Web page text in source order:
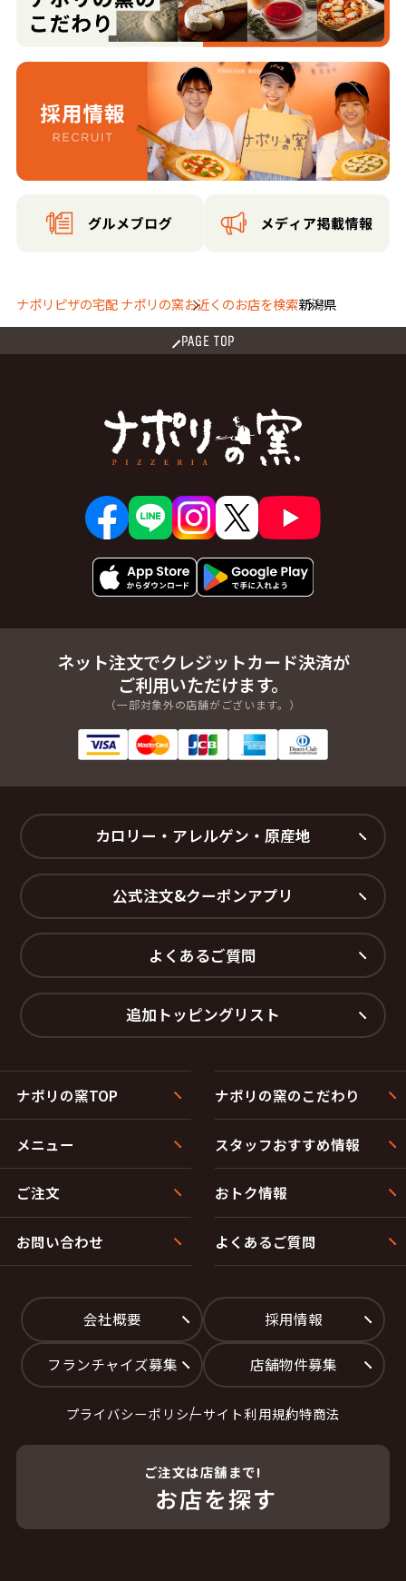
ナポリピザの宅配 ナポリの窯お近くのお店を検索新潟県
PAGE TOP
ネット注文でクレジットカード決済が
ご利用いただけます。
（一部対象外の店舗がございます。）
カロリー・アレルゲン・原産地
公式注文&クーポンアプリ
よくあるご質問
追加トッピングリスト
ナポリの窯TOP ナポリの窯のこだわり
メニュー スタッフおすすめ情報
ご注文 おトク情報
お問い合わせ よくあるご質問
会社概要 採用情報
フランチャイズ募集 店舗物件募集
プライバシーポリシーサイト利用規約特商法
ご注文は店舗まで!
お店を探す